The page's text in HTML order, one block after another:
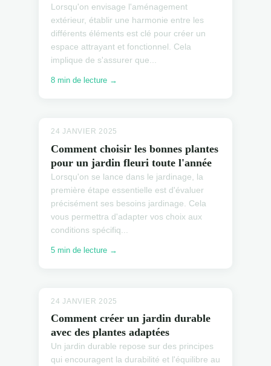
Lorsqu'on envisage l'aménagement
extérieur, établir une harmonie entre les
différents éléments est clé pour créer un
espace attrayant et fonctionnel. Cela
implique de s'assurer que...
8 min de lecture →
24 JANVIER 2025
Comment choisir les bonnes plantes
pour un jardin fleuri toute l'année
Lorsqu'on se lance dans le jardinage, la
première étape essentielle est d'évaluer
précisément ses besoins jardinage. Cela
vous permettra d'adapter vos choix aux
conditions spécifiq...
5 min de lecture →
24 JANVIER 2025
Comment créer un jardin durable
avec des plantes adaptées
Un jardin durable repose sur des principes
qui encouragent la durabilité et l'équilibre au